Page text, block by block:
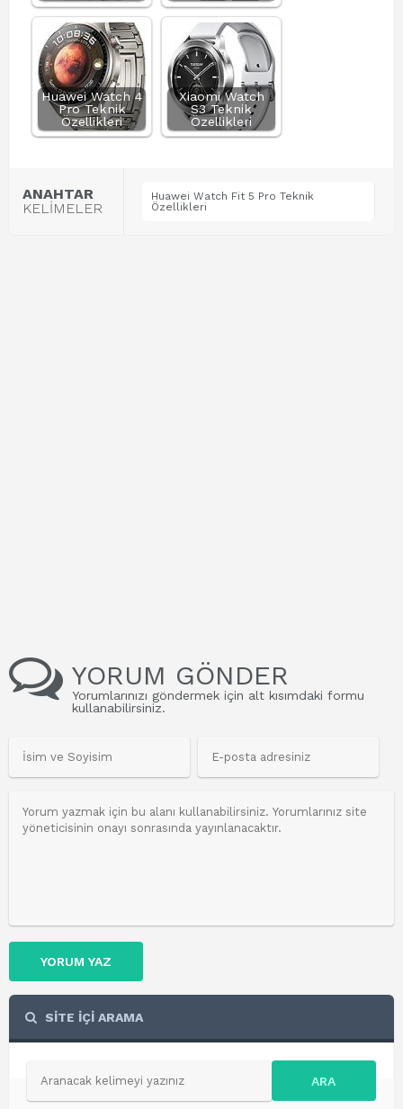
Huawei Watch 4
Pro Teknik
Özellikleri
Xiaomi Watch
S3 Teknik
Özellikleri
ANAHTAR
KELİMELER
Huawei Watch Fit 5 Pro Teknik
Özellikleri
YORUM GÖNDER
Yorumlarınızı göndermek için alt kısımdaki formu
kullanabilirsiniz.
YORUM YAZ
SİTE İÇİ ARAMA
ARA